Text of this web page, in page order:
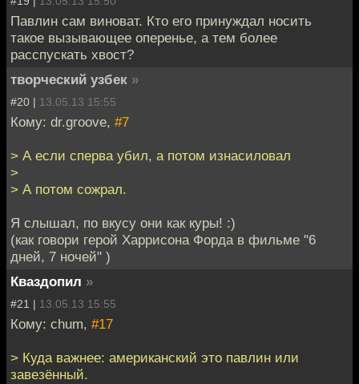
Павлин сам виноват. Кто его принуждал носить
такое вызывающее оперенье, а тем более
расспускать хвост?
творческий узбек »
#20 | 13.05.13 15:55
Кому: dr.groove, #7
> А если сперва убил, а потом изнасиловал
>
> А потом сожрал.
Я слышал, по вкусу они как куры! :)
(как говори герой Харрисона Форда в фильме "6
дней, 7 ночей" )
Кваздопил »
#21 | 13.05.13 15:55
Кому: chum, #17
> Куда важнее: американский это павлин или
завезённый.